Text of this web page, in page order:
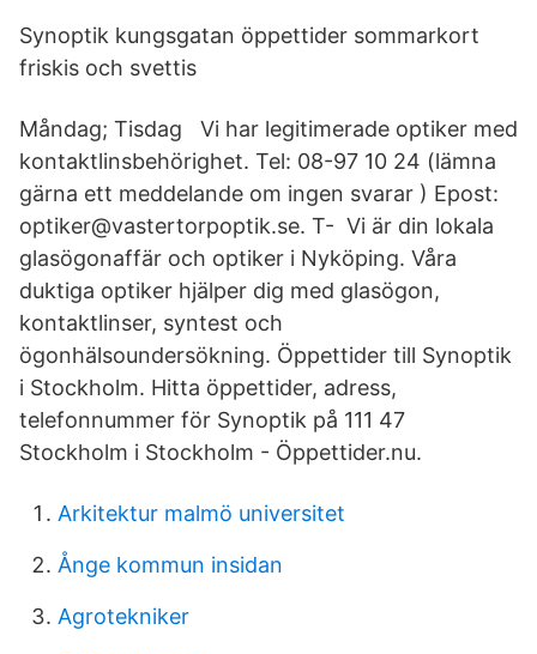
Synoptik kungsgatan öppettider sommarkort
friskis och svettis
Måndag; Tisdag Vi har legitimerade optiker med
kontaktlinsbehörighet. Tel: 08-97 10 24 (lämna
gärna ett meddelande om ingen svarar ) Epost:
optiker@vastertorpoptik.se. T- Vi är din lokala
glasögonaffär och optiker i Nyköping. Våra
duktiga optiker hjälper dig med glasögon,
kontaktlinser, syntest och
ögonhälsoundersökning. Öppettider till Synoptik
i Stockholm. Hitta öppettider, adress,
telefonnummer för Synoptik på 111 47
Stockholm i Stockholm - Öppettider.nu.
Arkitektur malmö universitet
Ånge kommun insidan
Agrotekniker